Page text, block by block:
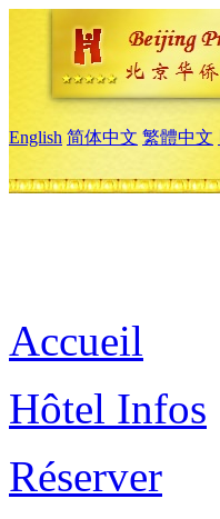
English 简体中文 繁體中文
Accueil
Hôtel Infos
Réserver